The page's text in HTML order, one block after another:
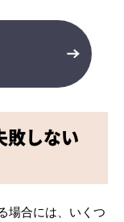
敗しない
場合には、いくつ